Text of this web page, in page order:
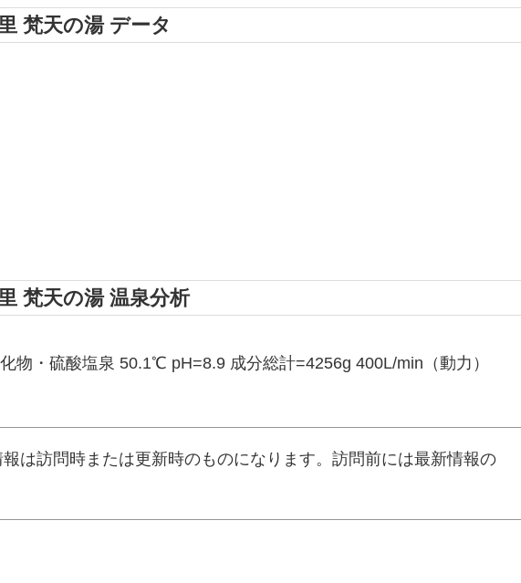
梵天の湯 データ
梵天の湯 温泉分析
物・硫酸塩泉 50.1℃ pH=8.9 成分総計=4256g 400L/min（動力）
は訪問時または更新時のものになります。訪問前には最新情報の